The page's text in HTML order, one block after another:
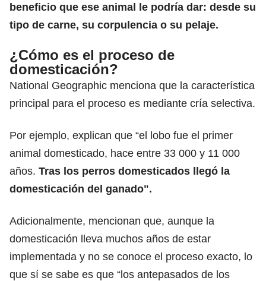
beneficio que ese animal le podría dar: desde su
tipo de carne, su corpulencia o su pelaje.
¿Cómo es el proceso de
domesticación?
National Geographic menciona que la característica
principal para el proceso es mediante cría selectiva.
Por ejemplo, explican que “el lobo fue el primer
animal domesticado, hace entre 33 000 y 11 000
años. Tras los perros domesticados llegó la
domesticación del ganado".
Adicionalmente, mencionan que, aunque la
domesticación lleva muchos años de estar
implementada y no se conoce el proceso exacto, lo
que sí se sabe es que “los antepasados de los